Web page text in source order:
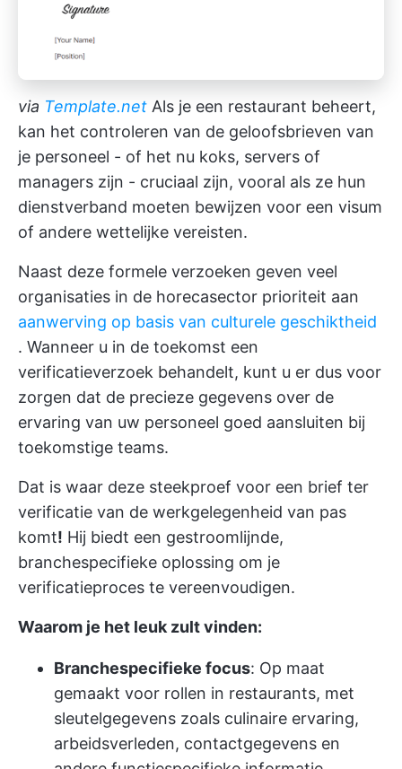
via Template.net Als je een restaurant beheert,
kan het controleren van de geloofsbrieven van
je personeel - of het nu koks, servers of
managers zijn - cruciaal zijn, vooral als ze hun
dienstverband moeten bewijzen voor een visum
of andere wettelijke vereisten.
Naast deze formele verzoeken geven veel
organisaties in de horecasector prioriteit aan
aanwerving op basis van culturele geschiktheid
. Wanneer u in de toekomst een
verificatieverzoek behandelt, kunt u er dus voor
zorgen dat de precieze gegevens over de
ervaring van uw personeel goed aansluiten bij
toekomstige teams.
Dat is waar deze steekproef voor een brief ter
verificatie van de werkgelegenheid van pas
komt! Hij biedt een gestroomlijnde,
branchespecifieke oplossing om je
verificatieproces te vereenvoudigen.
Waarom je het leuk zult vinden:
Branchespecifieke focus: Op maat
gemaakt voor rollen in restaurants, met
sleutelgegevens zoals culinaire ervaring,
arbeidsverleden, contactgegevens en